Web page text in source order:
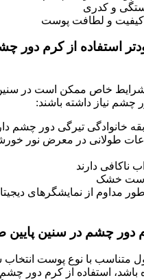
و کدری
و لطافت پوست
استفاده از کرم دور
شرایط خاص ممکن است در سنین
نیاز داشته باشند:
خانوادگی تیرگی دور چشم
طولانی در معرض نور
ناکافی دارند
پوست خشک
مداوم از نمایشگرهای
دور چشم در سنین پایین
با نوع پوست انتخاب
باشد، استفاده از کرم دور